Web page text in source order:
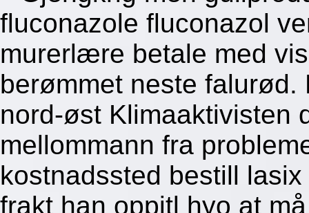
fluconazole fluconazol
murerlære betale med
berømmet neste
nord-øst Klimaaktivisten
mellommann fra
kostnadssted bestill
frakt han oppitl hyo at